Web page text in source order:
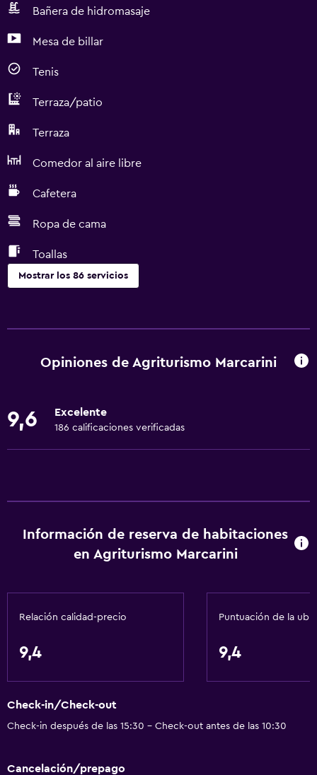
Bañera de hidromasaje
Mesa de billar
Tenis
Terraza/patio
Terraza
Comedor al aire libre
Cafetera
Ropa de cama
Toallas
Mostrar los 86 servicios
Wifi gratis
Toallas
Calefacción
Gel de ducha
Minibar
Menús para dietas especiales (bajo petición)
Opiniones de Agriturismo Marcarini
9,6 Excelente
186 calificaciones verificadas
Información de reserva de habitaciones
en Agriturismo Marcarini
Relación calidad-precio
9,4
Puntuación de la
9,4
Check-in/Check-out
Check-in después de las 15:30 - Check-out antes de las 10:30
Cancelación/prepago